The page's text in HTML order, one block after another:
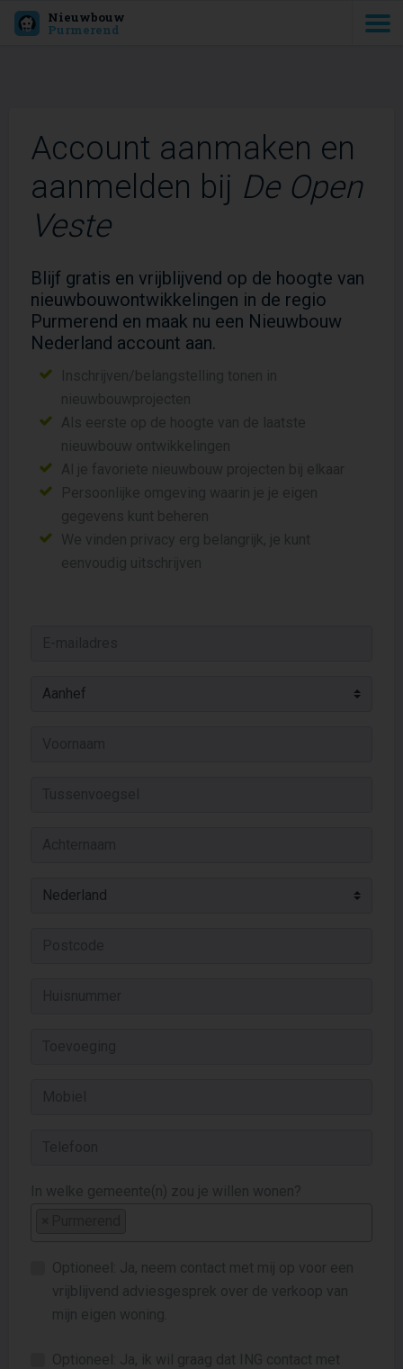
Nieuwbouw
Purmerend
Account aanmaken en
aanmelden bij De Open
Veste
Blijf gratis en vrijblijvend op de hoogte van
nieuwbouwontwikkelingen in de regio
Purmerend en maak nu een Nieuwbouw
Nederland account aan.
Inschrijven/belangstelling tonen in
nieuwbouwprojecten
Als eerste op de hoogte van de laatste
nieuwbouw ontwikkelingen
Al je favoriete nieuwbouw projecten bij elkaar
Persoonlijke omgeving waarin je je eigen
gegevens kunt beheren
We vinden privacy erg belangrijk, je kunt
eenvoudig uitschrijven
In welke gemeente(n) zou je willen wonen?
Optioneel: Ja, neem contact met mij op voor een
vrijblijvend adviesgesprek over de verkoop van
mijn eigen woning.
Optioneel: Ja, ik wil graag dat ING contact met